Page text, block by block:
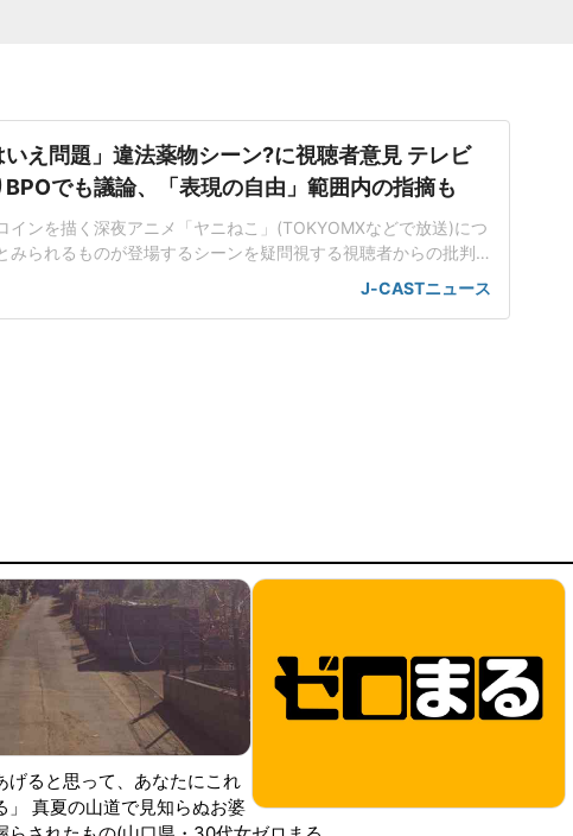
いえ問題」違法薬物シーン?に視聴者意見 テレビ
でも議論、「表現の自由」範囲内の指摘も
インを描く深夜アニメ「ヤニねこ」(TOKYOMXなどで放送)につ
みられるものが登場するシーンを疑問視する視聴者からの批判
して、放送倫理・番組向上機構(BPO)の審議で取り上げられた。
を放送でしないほうがいい」と委員から意見が出たが、「表現
J-CASTニュース
げると思って、あなたにこれ
」 真夏の山道で見知らぬお婆